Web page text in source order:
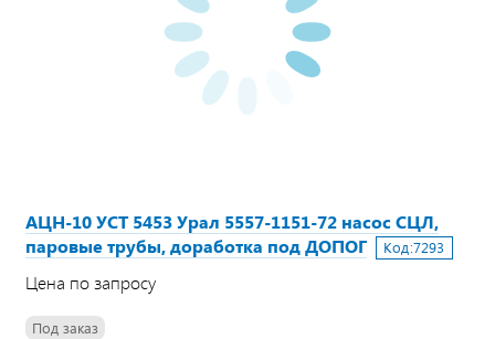
АЦН-10 УСТ 5453 Урал 5557-1151-72 насос СЦЛ,
паровые трубы, доработка под ДОПОГ
Код:7293
Цена по запросу
Под заказ